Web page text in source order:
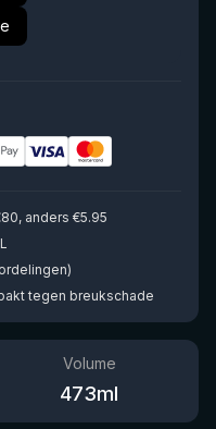
anders €5.95
tegen breukschade
Volume
473ml